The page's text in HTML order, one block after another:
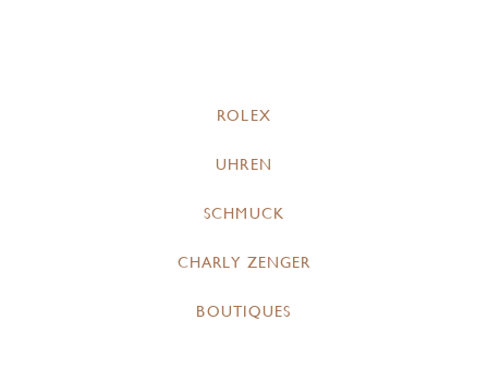
ROLEX
UHREN
SCHMUCK
CHARLY ZENGER
BOUTIQUES